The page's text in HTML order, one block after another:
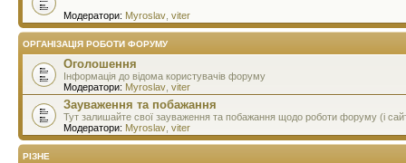
Модератори: Myroslav viter
ОРГАНІЗАЦІЯ РОБОТИ ФОРУМУ
Оголошення
Інформація до відома користувачів форуму
Модератори: Myroslav viter
Зауваження та побажання
Тут залишайте свої зауваження та побажання щодо роботи форуму (і
Модератори: Myroslav viter
РІЗНЕ